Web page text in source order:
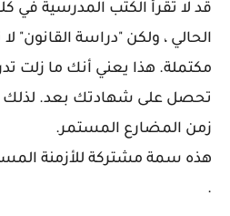
قد لا تقرأ الكتب المدرسية في
الحالي ، ولكن "دراسة القانون"
مكتملة. هذا يعني أنك ما زلت
تحصل على شهادتك بعد.
زمن المضارع المستمر.
هذه سمة مشتركة للأزمنة
.